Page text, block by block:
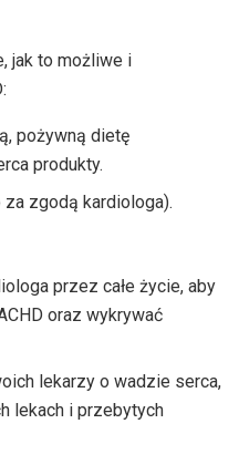
jak to możliwe i
pożywną dietę
produkty.
zgodą kardiologa).
przez całe życie, aby
oraz wykrywać
lekarzy o wadzie serca,
lekach i przebytych